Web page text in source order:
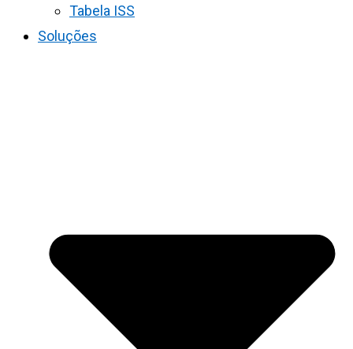
Tabela ISS
Soluções